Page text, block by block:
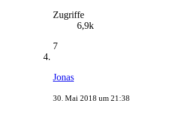
Zugriffe
6,9k
7
Jonas
30. Mai 2018 um 21:38